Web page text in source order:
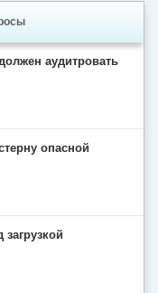
аудитровать
опасной